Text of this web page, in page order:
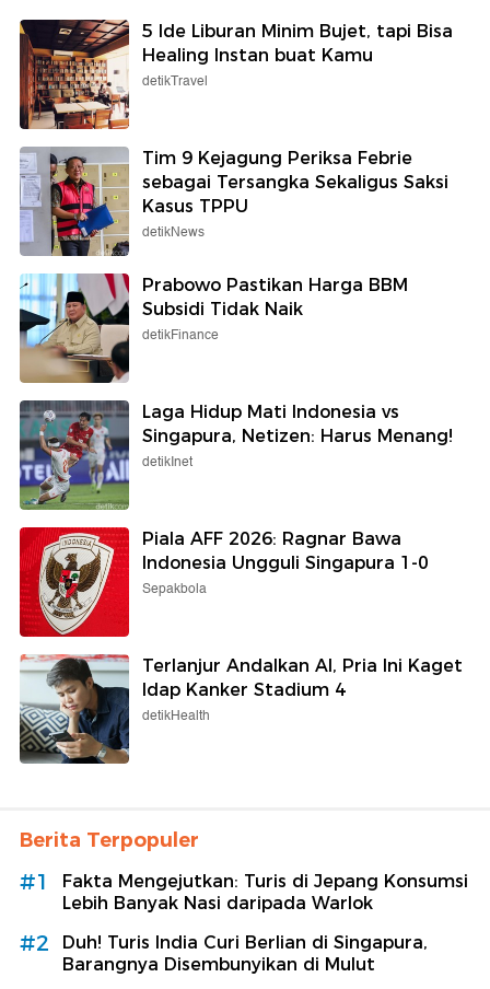
5 Ide Liburan Minim Bujet, tapi Bisa
Healing Instan buat Kamu
detikTravel
Tim 9 Kejagung Periksa Febrie
sebagai Tersangka Sekaligus Saksi
Kasus TPPU
detikNews
Prabowo Pastikan Harga BBM
Subsidi Tidak Naik
detikFinance
Laga Hidup Mati Indonesia vs
Singapura, Netizen: Harus Menang!
detikInet
Piala AFF 2026: Ragnar Bawa
Indonesia Ungguli Singapura 1-0
Sepakbola
Terlanjur Andalkan AI, Pria Ini Kaget
Idap Kanker Stadium 4
detikHealth
Berita Terpopuler
#1
Fakta Mengejutkan: Turis di Jepang Konsumsi
Lebih Banyak Nasi daripada Warlok
#2
Duh! Turis India Curi Berlian di Singapura,
Barangnya Disembunyikan di Mulut